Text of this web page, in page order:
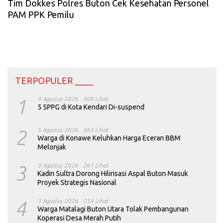
Tim Dokkes Polres Buton Cek Kesehatan Personel
PAM PPK Pemilu
TERPOPULER ____
1 4 Agustus 2026 309 Lihat
5 SPPG di Kota Kendari Di-suspend
2 5 Agustus 2026 263 Lihat
Warga di Konawe Keluhkan Harga Eceran BBM
Melonjak
3 3 Agustus 2026 261 Lihat
Kadin Sultra Dorong Hilirisasi Aspal Buton Masuk
Proyek Strategis Nasional
4 3 Agustus 2026 254 Lihat
Warga Matalagi Buton Utara Tolak Pembangunan
Koperasi Desa Merah Putih